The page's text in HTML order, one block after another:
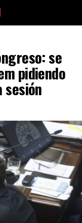
se
pidiendo
sesión